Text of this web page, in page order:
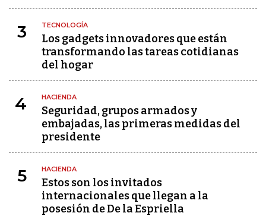
3 TECNOLOGÍA
Los gadgets innovadores que están
transformando las tareas cotidianas
del hogar
4 HACIENDA
Seguridad, grupos armados y
embajadas, las primeras medidas del
presidente
5 HACIENDA
Estos son los invitados
internacionales que llegan a la
posesión de De la Espriella